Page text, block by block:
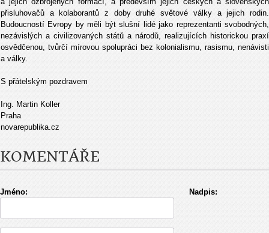
přisluhovačů a kolaborantů z doby druhé světové války a jejich rodin.
Budoucností Evropy by měli být slušní lidé jako reprezentanti svobodných,
nezávislých a civilizovaných států a národů, realizujících historickou praxí
osvědčenou, tvůrčí mírovou spolupráci bez kolonialismu, rasismu, nenávisti
a války.
S přátelským pozdravem
Ing. Martin Koller
Praha
novarepublika.cz
KOMENTÁŘE
Jméno: Nadpis: